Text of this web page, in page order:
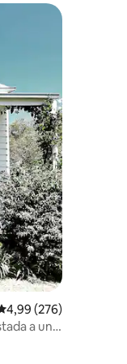
de puntuació
4,99 (276)
a una